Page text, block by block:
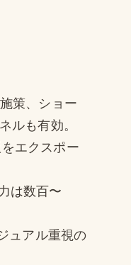
策、ショー
ルも有効。
エクスポー
は数百〜
ュアル重視の